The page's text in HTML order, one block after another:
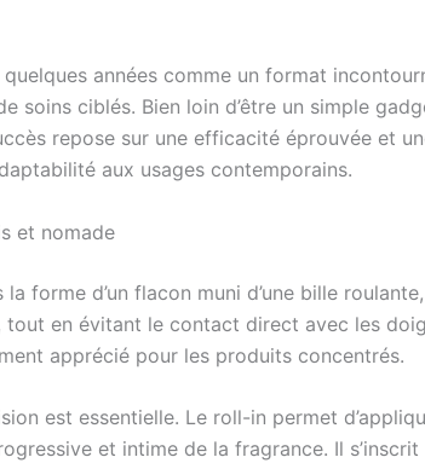
quelques années comme un format
soins ciblés. Bien loin d’être un simple
repose sur une efficacité éprouvée et
aux usages contemporains.
et nomade
forme d’un flacon muni d’une bille
tout en évitant le contact direct avec les
apprécié pour les produits concentrés.
est essentielle. Le roll-in permet
et intime de la fragrance. Il